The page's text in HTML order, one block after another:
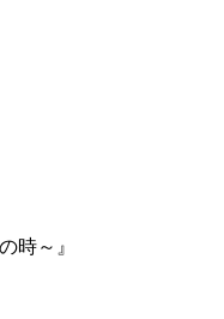
時～』